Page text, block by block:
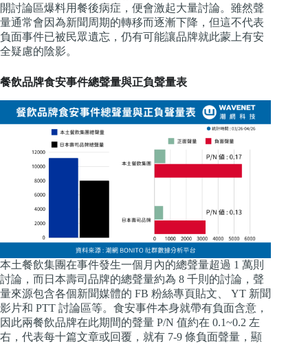
開討論區爆料用餐後病症，便會激起大量討論。雖然聲
量通常會因為新聞周期的轉移而逐漸下降，但這不代表
負面事件已被民眾遺忘，仍有可能讓品牌就此蒙上有安
全疑慮的陰影。
餐飲品牌食安事件總聲量與正負聲量表
本土餐飲集團在事件發生一個月內的總聲量超過 1 萬則
討論，而日本壽司品牌的總聲量約為 8 千則的討論，聲
量來源包含各個新聞媒體的 FB 粉絲專頁貼文、 YT 新聞
影片和 PTT 討論區等。食安事件本身就帶有負面含意，
因此兩餐飲品牌在此期間的聲量 P/N 值約在 0.1~0.2 左
右，代表每十篇文章或回覆，就有 7-9 條負面聲量，顯